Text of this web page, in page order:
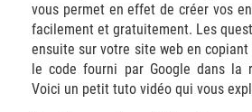
vous permet en effet de créer vos
facilement et gratuitement. Les
ensuite sur votre site web en
le code fourni par Google dans la
Voici un petit tuto vidéo qui vous